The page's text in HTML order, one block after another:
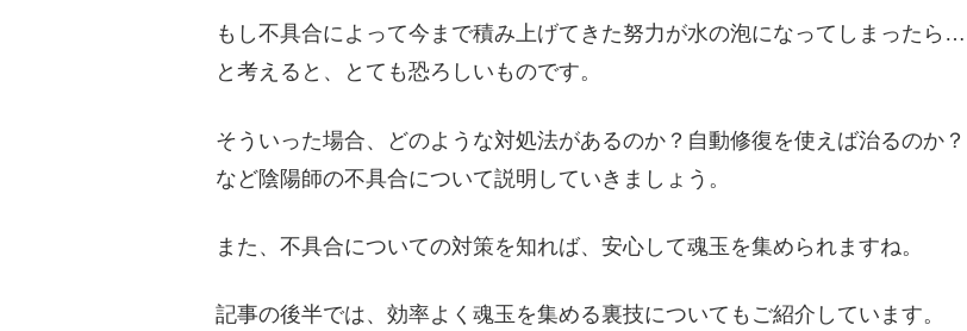
もし不具合によって今まで積み上げてきた努力が水の泡になってしまったら…
と考えると、とても恐ろしいものです。
そういった場合、どのような対処法があるのか？自動修復を使えば治るのか？
など陰陽師の不具合について説明していきましょう。
また、不具合についての対策を知れば、安心して魂玉を集められますね。
記事の後半では、効率よく魂玉を集める裏技についてもご紹介しています。